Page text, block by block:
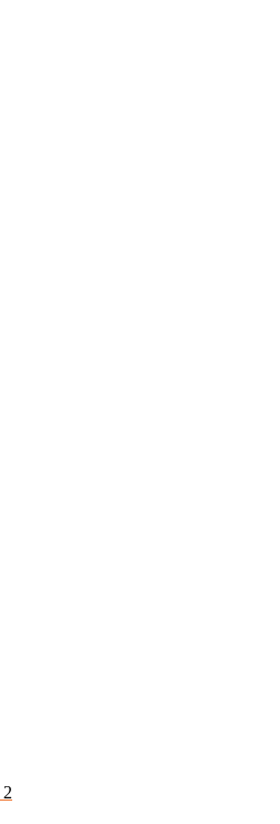
2